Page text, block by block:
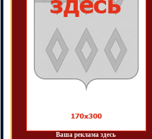
Ваша реклама здесь